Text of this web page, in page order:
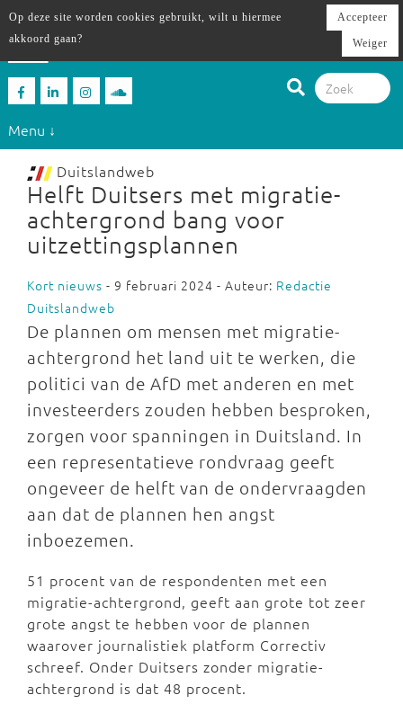
Menu ↓
Duitslandweb
Helft Duitsers met migratie-
achtergrond bang voor
uitzettingsplannen
Kort nieuws - 9 februari 2024 - Auteur: Redactie
Duitslandweb
De plannen om mensen met migratie-
achtergrond het land uit te werken, die
politici van de AfD met anderen en met
investeerders zouden hebben besproken,
zorgen voor spanningen in Duitsland. In
een representatieve rondvraag geeft
ongeveer de helft van de ondervraagden
aan dat de plannen hen angst
inboezemen.
51 procent van de respondenten met een
migratie-achtergrond, geeft aan grote tot zeer
grote angst te hebben voor de plannen
waarover journalistiek platform Correctiv
schreef. Onder Duitsers zonder migratie-
achtergrond is dat 48 procent.
Op deze site worden cookies gebruikt, wilt u hiermee
akkoord gaan?
Accepteer
Weiger